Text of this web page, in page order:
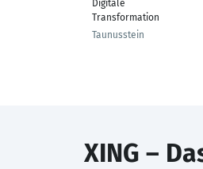
Digitale
Transformation
Taunusstein
XING –